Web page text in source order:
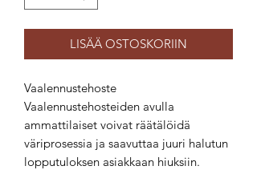
LISÄÄ OSTOSKORIIN
Vaalennustehoste
Vaalennustehosteiden avulla
ammattilaiset voivat räätälöidä
väriprosessia ja saavuttaa juuri halutun
lopputuloksen asiakkaan hiuksiin.